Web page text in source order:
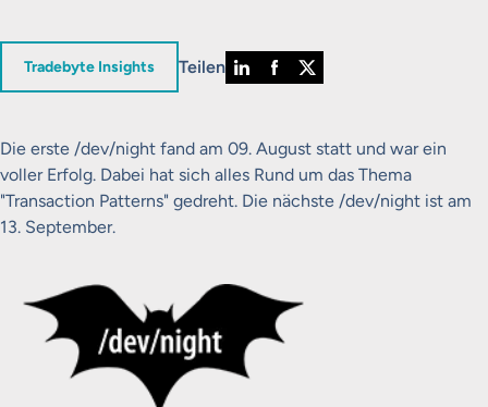
in
Tradebyte Insights Teilen
Die erste /dev/night fand am 09. August statt und war ein
voller Erfolg. Dabei hat sich alles Rund um das Thema
"Transaction Patterns" gedreht. Die nächste /dev/night ist am
13. September.